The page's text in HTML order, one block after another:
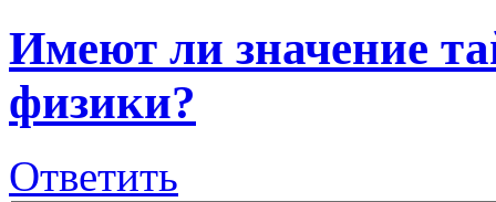
Имеют ли значение
физики?
Ответить